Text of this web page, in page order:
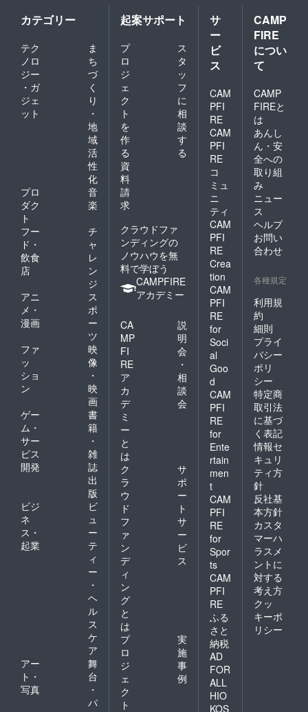
カテゴリー
テク
ノロ
ジー
・ガ
ジェ
ット
ま
ち
づ
く
り
・
地
域
活
性
化
プロ
ダク
ト
音
楽
フー
ド・
飲食
店
チ
ャ
レ
ン
ジ
アニ
メ・
漫画
ス
ポ
ー
ツ
ファ
ッ
ショ
ン
映
像
・
映
画
ゲー
ム・
サー
ビス
開発
書
籍
・
雑
誌
出
版
ビジ
ネ
ス・
起業
ビ
ュ
ー
テ
ィ
ー
・
ヘ
ル
ス
ケ
ア
アー
ト・
写真
舞
台
・
パ
起案サポート
プ
ロ
ジ
ェ
ク
ト
を
作
る
ス
タ
ッ
フ
に
相
談
す
る
資
料
請
求
クラウドファ
ンディングの
ノウハウを無
料で学ぼう
CAMPFIRE
アカデミー
CA
MP
FI
RE
ア
カ
デ
ミ
ー
と
は
説
明
会
・
相
談
会
ク
ラ
ウ
ド
フ
ァ
ン
デ
ィ
ン
グ
と
は
サ
ポ
ー
ト
サ
ー
ビ
ス
プ
ロ
ジ
ェ
ク
ト
実
施
事
例
サ
ー
ビ
ス
CAM
PFI
RE
CAM
PFI
RE
コ
ミュ
ニ
ティ
CAM
PFI
RE
Crea
tion
CAM
PFI
RE
for
Soci
al
Goo
d
CAM
PFI
RE
for
Ente
rtain
men
t
CAM
PFI
RE
for
Spor
ts
CAM
PFI
RE
ふる
さと
納税
AD
FOR
ALL
HIO
KOS
CAMP
FIRE
につい
て
CAMP
FIREと
は
あんし
ん・安
全への
取り組
み
ニュー
ス
ヘルプ
お問い
合わせ
各種規定
利用規
約
細則
プライ
バシー
ポリ
シー
特定商
取引法
に基づ
く表記
情報セ
キュリ
ティ方
針
反社基
本方針
カスタ
マーハ
ラスメ
ントに
対する
考え方
クッ
キーポ
リシー